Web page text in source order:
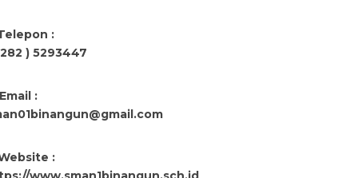
:
) 5293447
Email :
: